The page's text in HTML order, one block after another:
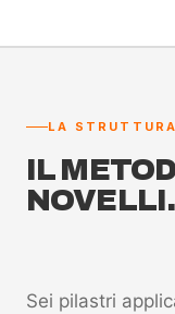
LA
IL
NOVELLI.
Sei pilastri